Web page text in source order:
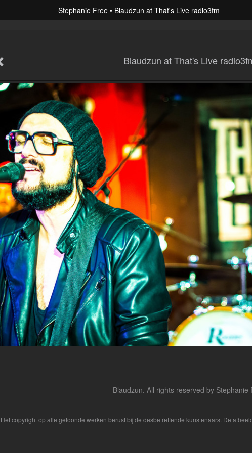
Stephanie Free Blaudzun at That's Live radio3fm
Blaudzun at That's Live
Blaudzun. All rights reserved by Stephanie
. Het copyright op alle getoonde werken berust bij de desbetreffende kunstenaars. De